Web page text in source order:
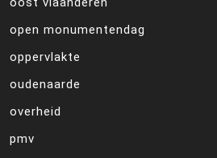
open monumentendag
oppervlakte
oudenaarde
overheid
pmv